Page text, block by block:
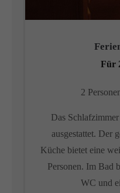
Für
2
Das
ausgestattet. Der
Küche bietet eine
Personen. Im Bad
WC und